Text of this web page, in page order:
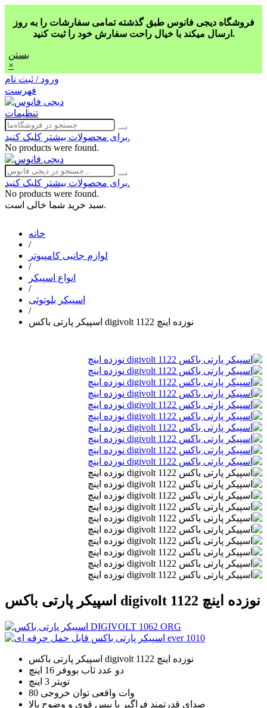
فروشگاه دیجی فانوس طبق گذشته تمامی سفارشات را به روز
ارسال میکند با خیال راحت سفارش خود را ثبت کنید.
بستن
×
ورود / ثبت نام
فهرست
تنظیمات
برای محصولات بیشتر کلیک کنید.
No products were found.
برای محصولات بیشتر کلیک کنید.
No products were found.
سبد خرید شما خالی است.
خانه
/
لوازم جانبی کامپیوتر
/
انواع اسپیکر
/
اسپیکر بلوتوثی
/
اسپیکر پارتی باکس digivolt 1122 نوزده اینچ
اسپیکر پارتی باکس digivolt 1122 نوزده اینچ
اسپیکر پارتی باکس digivolt 1122 نوزده اینچ
دو عدد ثاب بووفر 16 اینچ
تویتر 3 اینچ
80 وات واقعی توان خروجی
صدای قدرتمند فراگیر با بیس قوی و وضوح بالا